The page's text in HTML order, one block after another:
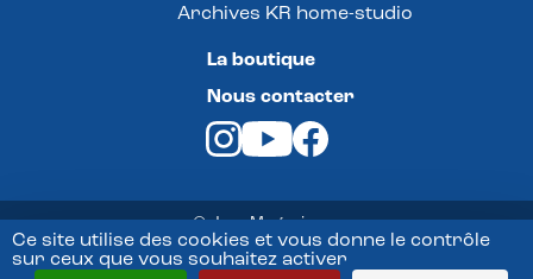
Ce site utilise des cookies et vous donne le contrôle
sur ceux que vous souhaitez activer
Archives KR home-studio
La boutique
Nous contacter
© Jazz Magazine -